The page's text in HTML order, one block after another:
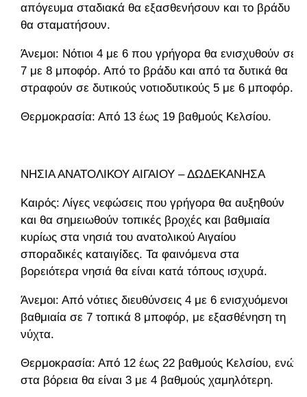
απόγευμα σταδιακά θα εξασθενήσουν και το βράδυ
θα σταματήσουν.
Άνεμοι: Νότιοι 4 με 6 που γρήγορα θα ενισχυθούν σε
7 με 8 μποφόρ. Από το βράδυ και από τα δυτικά θα
στραφούν σε δυτικούς νοτιοδυτικούς 5 με 6 μποφόρ.
Θερμοκρασία: Από 13 έως 19 βαθμούς Κελσίου.
ΝΗΣΙΑ ΑΝΑΤΟΛΙΚΟΥ ΑΙΓΑΙΟΥ – ΔΩΔΕΚΑΝΗΣΑ
Καιρός: Λίγες νεφώσεις που γρήγορα θα αυξηθούν
και θα σημειωθούν τοπικές βροχές και βαθμιαία
κυρίως στα νησιά του ανατολικού Αιγαίου
σποραδικές καταιγίδες. Τα φαινόμενα στα
βορειότερα νησιά θα είναι κατά τόπους ισχυρά.
Άνεμοι: Από νότιες διευθύνσεις 4 με 6 ενισχυόμενοι
βαθμιαία σε 7 τοπικά 8 μποφόρ, με εξασθένηση τη
νύχτα.
Θερμοκρασία: Από 12 έως 22 βαθμούς Κελσίου, ενώ
στα βόρεια θα είναι 3 με 4 βαθμούς χαμηλότερη.